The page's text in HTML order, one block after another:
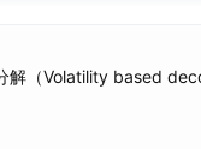
解（Volatility based